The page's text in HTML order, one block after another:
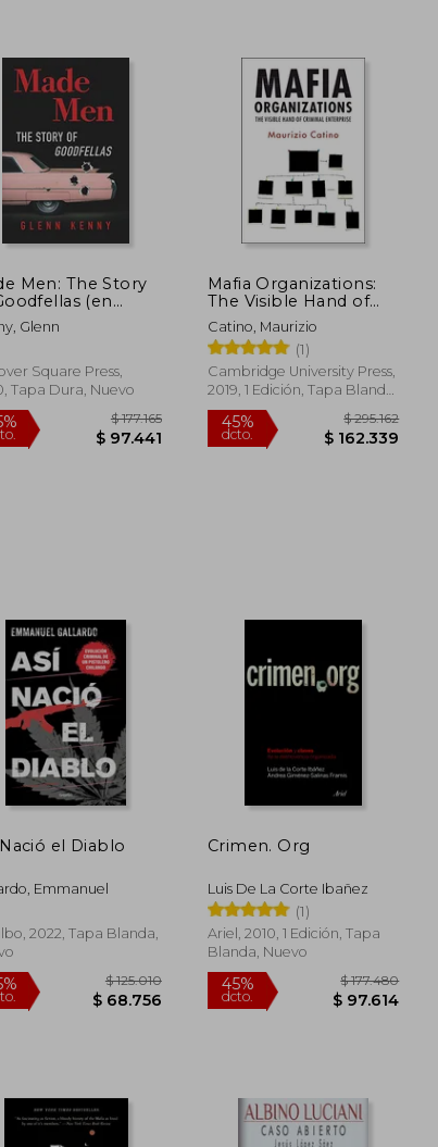
45% 45%
Men: The Story
(en
Glenn
Square Press,
Tapa Dura, Nuevo
45%
dcto.
Mafia Organizations:
The Visible Hand of
Criminal Enterprise
(en Inglés)
Catino, Maurizio
(1)
Cambridge University Press,
2019, 1 Edición, Tapa Blanda,
Nuevo
45%
dcto.
el Diablo
Emmanuel
2022, Tapa Blanda,
Crimen. Org
Luis De La Corte Ibañez
(1)
Ariel, 2010, 1 Edición, Tapa
Blanda, Nuevo